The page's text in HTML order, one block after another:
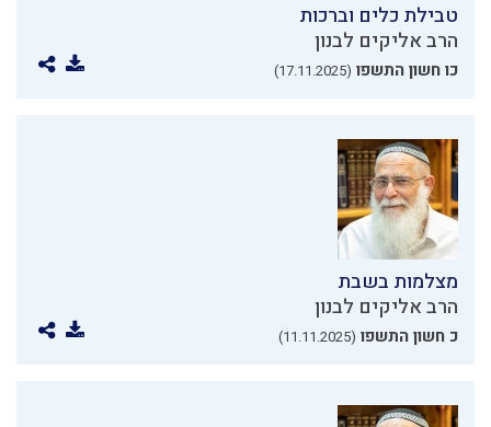
טבילת כלים וברכות
הרב אליקים לבנון
כו חשון התשפו (17.11.2025)
מצלמות בשבת
הרב אליקים לבנון
כ חשון התשפו (11.11.2025)